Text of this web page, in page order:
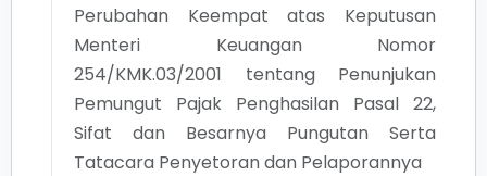
Perubahan Keempat atas Keputusan
Menteri Keuangan Nomor
254/KMK.03/2001 tentang Penunjukan
Pemungut Pajak Penghasilan Pasal 22,
Sifat dan Besarnya Pungutan Serta
Tatacara Penyetoran dan Pelaporannya